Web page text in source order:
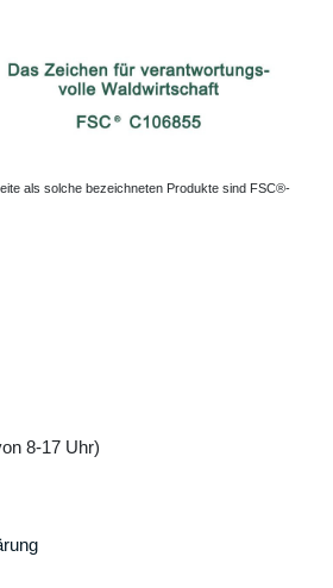
als solche bezeichneten Produkte sind FSC®-
8-17 Uhr)